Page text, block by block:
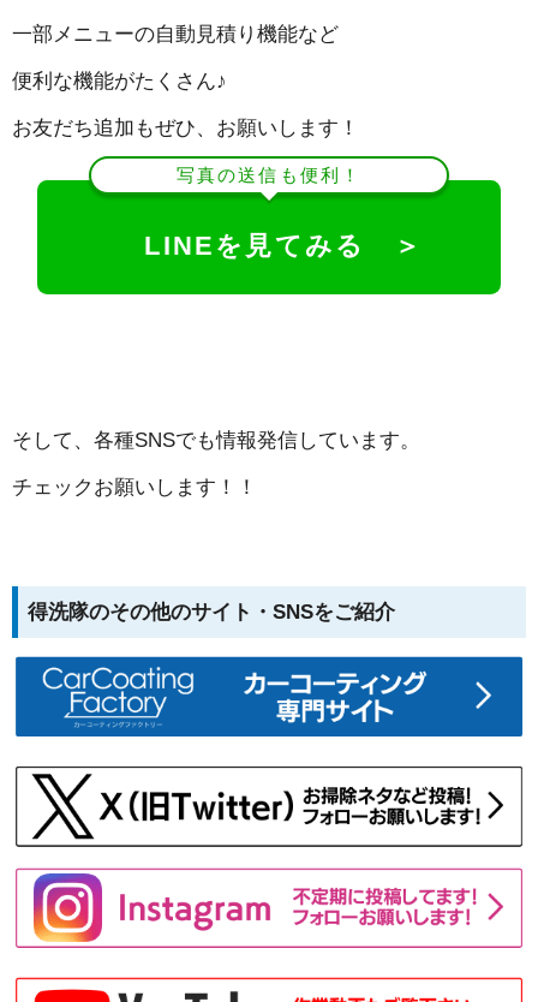
一部メニューの自動見積り機能など
便利な機能がたくさん♪
お友だち追加もぜひ、お願いします！
写真の送信も便利！
LINEを見てみる ＞
そして、各種SNSでも情報発信しています。
チェックお願いします！！
得洗隊のその他のサイト・SNSをご紹介